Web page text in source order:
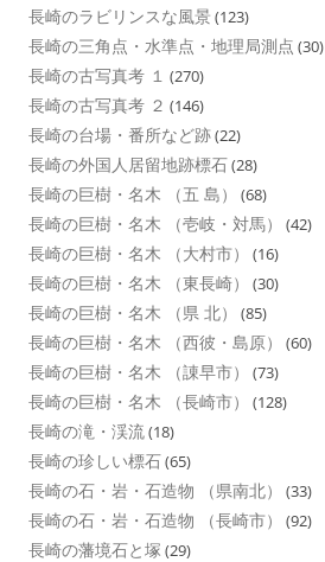
長崎のラビリンスな風景 (123)
長崎の三角点・水準点・地理局測点 (30)
長崎の古写真考 １ (270)
長崎の古写真考 ２ (146)
長崎の台場・番所など跡(22)
長崎の外国人居留地跡標石(28)
長崎の巨樹・名木 （五 島） (68)
長崎の巨樹・名木 （壱岐・対馬） (42)
長崎の巨樹・名木 （大村市） (16)
長崎の巨樹・名木 （東長崎） (30)
長崎の巨樹・名木 （県 北） (85)
長崎の巨樹・名木 （西彼・島原） (60)
長崎の巨樹・名木 （諌早市） (73)
長崎の巨樹・名木 （長崎市） (128)
長崎の滝・渓流(18)
長崎の珍しい標石(65)
長崎の石・岩・石造物 （県南北） (33)
長崎の石・岩・石造物 （長崎市） (92)
長崎の藩境石と塚 (29)